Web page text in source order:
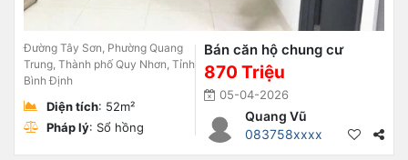
Đường Tây Sơn, Phường Quang
Trung, Thành phố Quy Nhơn, Tỉnh
Bình Định
Diện tích: 52m²
Pháp lý: Sổ hồng
Bán căn hộ chung cư
870 Triệu
05-04-2026
Quang Vũ
083758xxxx